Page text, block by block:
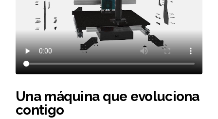
Una máquina que evoluciona
contigo